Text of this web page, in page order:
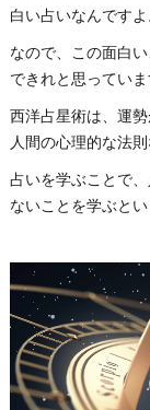
白い占いなんですよ
なので、この面白
できれと思っていま
西洋占星術は、運
人間の心理的な法
占いを学ぶことで
ないことを学ぶと